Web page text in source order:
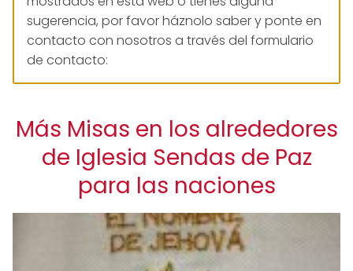
sugerencia, por favor háznolo saber y ponte en
contacto con nosotros a través del formulario
de contacto:
Más Misas en los alrededores
de Iglesia Sendas de Paz
para las naciones